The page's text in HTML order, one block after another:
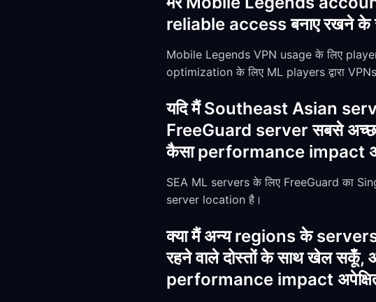
reliable access बनाए रखने के
Mobile Legends VPN usage के लिए
optimization के लिए ML players द्वारा VPNs
यदि मैं Southeast Asian
FreeGuard server सबसे
कैसा performance impact
SEA ML servers के लिए FreeGuard का
server location है।
क्या मैं अन्य regions के
रहने वाले दोस्तों के साथ खेल
performance impact अपेक्षित